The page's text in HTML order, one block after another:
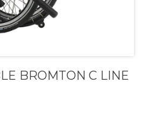
BROMTON C LINE